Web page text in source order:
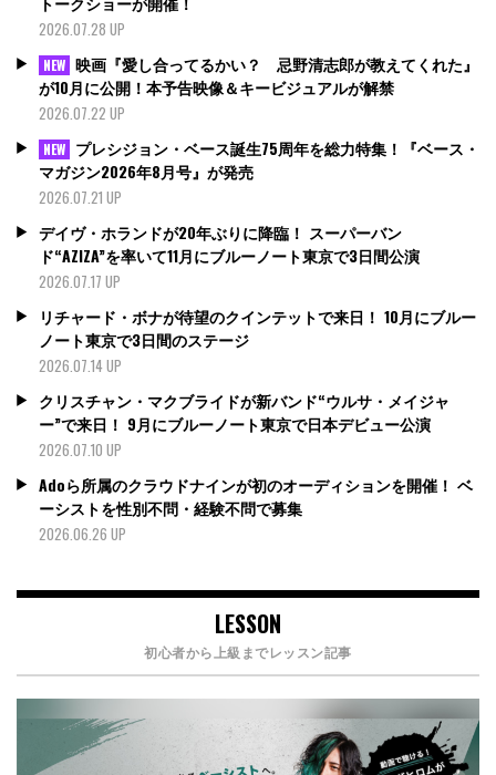
2026.07.28 UP
NEW 映画『愛し合ってるかい？ 忌野清志郎が教えてくれた』
が10月に公開！本予告映像＆キービジュアルが解禁
2026.07.22 UP
NEW プレシジョン・ベース誕生75周年を総力特集！『ベース・
マガジン2026年8月号』が発売
2026.07.21 UP
デイヴ・ホランドが20年ぶりに降臨！ スーパーバン
ド“AZIZA”を率いて11月にブルーノート東京で3日間公演
2026.07.17 UP
リチャード・ボナが待望のクインテットで来日！ 10月にブルー
ノート東京で3日間のステージ
2026.07.14 UP
クリスチャン・マクブライドが新バンド“ウルサ・メイジャ
ー”で来日！ 9月にブルーノート東京で日本デビュー公演
2026.07.10 UP
Adoら所属のクラウドナインが初のオーディションを開催！ ベ
ーシストを性別不問・経験不問で募集
2026.06.26 UP
LESSON
初心者から上級までレッスン記事